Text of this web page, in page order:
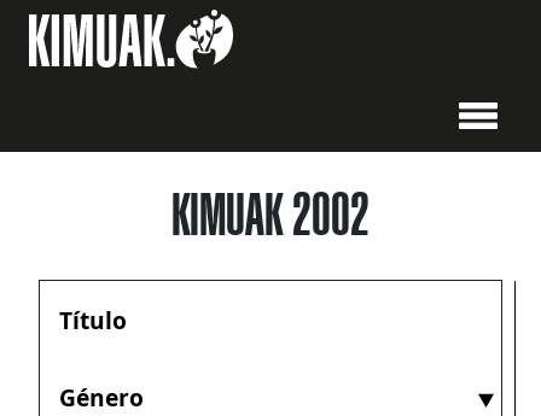
KIMUAK 2002
Género